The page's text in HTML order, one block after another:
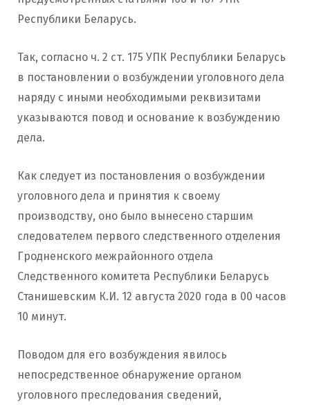
Республики Беларусь.
Так, согласно ч. 2 ст. 175 УПК Республики Беларусь
в постановлении о возбуждении уголовного дела
наряду с иными необходимыми реквизитами
указываются повод и основание к возбуждению
дела.
Как следует из постановления о возбуждении
уголовного дела и принятия к своему
производству, оно было вынесено старшим
следователем первого следственного отделения
Гродненского межрайонного отдела
Следственного комитета Республики Беларусь
Станишевским К.И. 12 августа 2020 года в 00 часов
10 минут.
Поводом для его возбуждения явилось
непосредственное обнаружение органом
уголовного преследования сведений,